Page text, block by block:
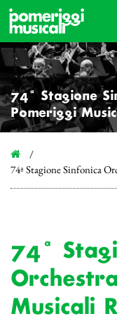
74ª Stagione
Pomeriggi
74ª Stagione Sinfonica
74ª
Musicali